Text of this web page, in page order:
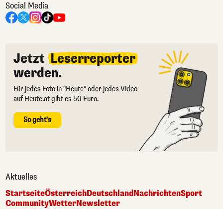
Social Media
Jetzt Leserreporter
werden.
Für jedes Foto in "Heute" oder jedes Video
auf Heute.at gibt es 50 Euro.
So geht's
Aktuelles
StartseiteÖsterreichDeutschlandNachrichtenSport
CommunityWetterNewsletter